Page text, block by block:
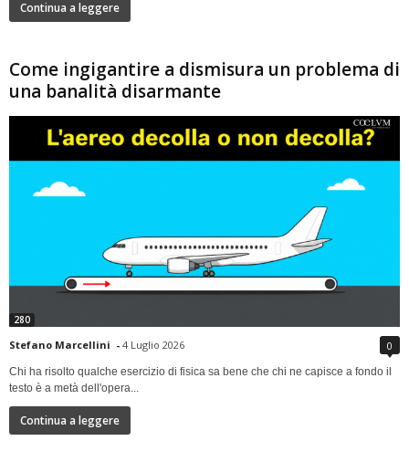
Continua a leggere
Come ingigantire a dismisura un problema di
una banalità disarmante
280
Stefano Marcellini - 4 Luglio 2026 0
Chi ha risolto qualche esercizio di fisica sa bene che chi ne capisce a fondo il
testo è a metà dell'opera...
Continua a leggere